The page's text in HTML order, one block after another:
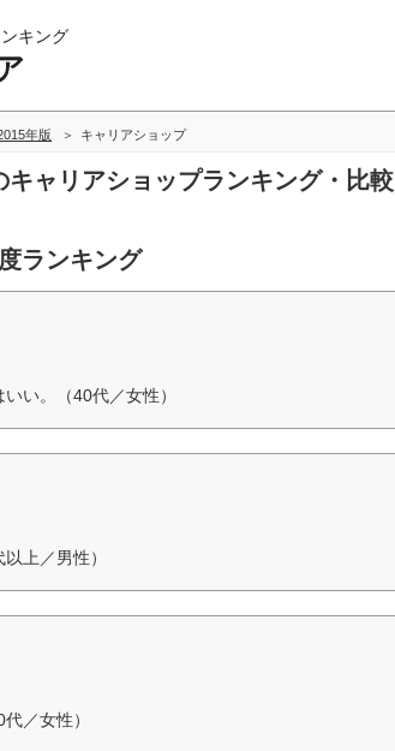
キング
年版 キャリアショップ
キャリアショップランキング・比較
ランキング
い。（40代／女性）
上／男性）
／女性）